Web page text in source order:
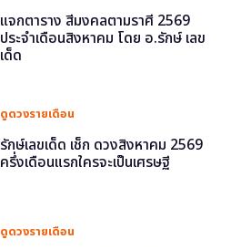
แจกตาราง สีมงคลตามราศี 2569
ประจำเดือนสิงหาคม โดย อ.รักษ์ เลข
เด็ด
ดูดวงรายเดือน
รักษ์เลขเด็ด เช็ก ดวงสิงหาคม 2569
ครึ่งเดือนแรกใครจะเป็นเศรษฐี
ดูดวงรายเดือน